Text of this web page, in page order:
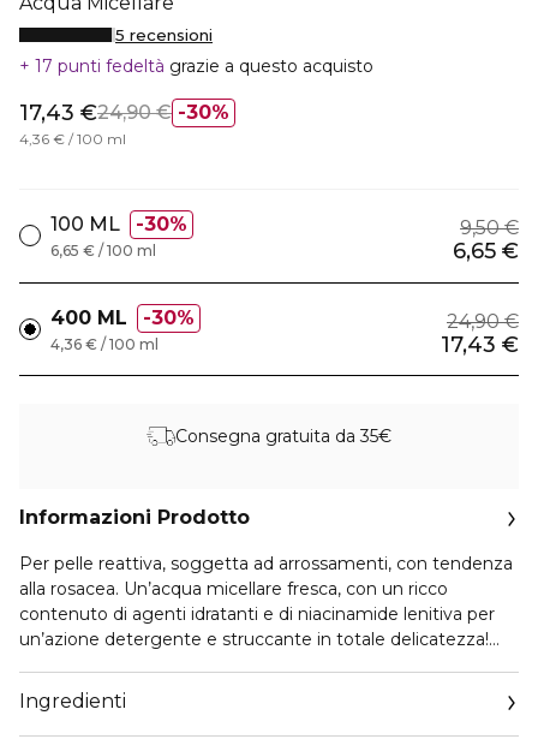
5 recensioni
17 punti fedeltà grazie a questo acquisto
30%
17,43 €24,90 €
4,36 € / 100 ml
100 ML 30% 9,50 €
6,65 €
6,65 € / 100 ml
400 ML 30% 24,90 €
17,43 €
4,36 € / 100 ml
Consegna gratuita da 35€
Informazioni Prodotto
Per pelle reattiva, soggetta ad arrossamenti, con tendenza
alla rosacea. Un’acqua micellare fresca, con un ricco
contenuto di agenti idratanti e di niacinamide lenitiva per
un’azione detergente e struccante in totale delicatezza!
adatta anche alla pelle più sensibile.
Ingredienti